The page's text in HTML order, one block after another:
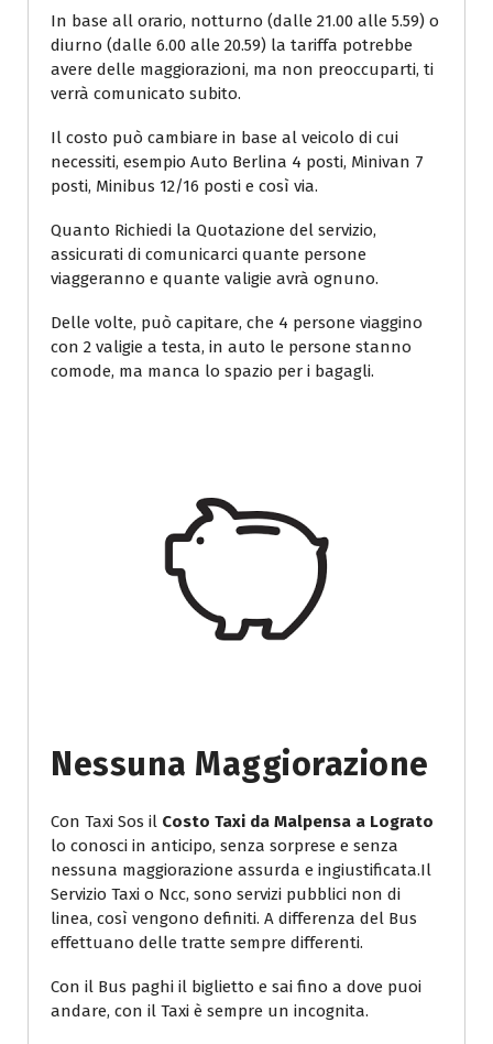
In base all orario, notturno (dalle 21.00 alle 5.59) o
diurno (dalle 6.00 alle 20.59) la tariffa potrebbe
avere delle maggiorazioni, ma non preoccuparti, ti
verrà comunicato subito.
Il costo può cambiare in base al veicolo di cui
necessiti, esempio Auto Berlina 4 posti, Minivan 7
posti, Minibus 12/16 posti e così via.
Quanto Richiedi la Quotazione del servizio,
assicurati di comunicarci quante persone
viaggeranno e quante valigie avrà ognuno.
Delle volte, può capitare, che 4 persone viaggino
con 2 valigie a testa, in auto le persone stanno
comode, ma manca lo spazio per i bagagli.
Nessuna Maggiorazione
Con Taxi Sos il Costo Taxi da Malpensa a Lograto
lo conosci in anticipo, senza sorprese e senza
nessuna maggiorazione assurda e ingiustificata.Il
Servizio Taxi o Ncc, sono servizi pubblici non di
linea, così vengono definiti. A differenza del Bus
effettuano delle tratte sempre differenti.
Con il Bus paghi il biglietto e sai fino a dove puoi
andare, con il Taxi è sempre un incognita.